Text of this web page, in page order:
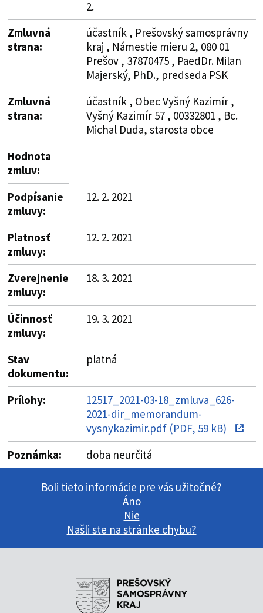
2.
Zmluvná
strana:
účastník , Prešovský samosprávny
kraj , Námestie mieru 2, 080 01
Prešov , 37870475 , PaedDr. Milan
Majerský, PhD., predseda PSK
Zmluvná
strana:
účastník , Obec Vyšný Kazimír ,
Vyšný Kazimír 57 , 00332801 , Bc.
Michal Duda, starosta obce
Hodnota
zmluv:
Podpísanie
zmluvy:
12. 2. 2021
Platnosť
zmluvy:
12. 2. 2021
Zverejnenie
zmluvy:
18. 3. 2021
Účinnosť
zmluvy:
19. 3. 2021
Stav
dokumentu:
platná
Prílohy:
12517_2021-03-18_zmluva_626-
2021-dir_memorandum-
vysnykazimir.pdf (PDF, 59 kB)
Poznámka:
doba neurčitá
Boli tieto informácie pre vás užitočné?
Áno
Nie
Našli ste na stránke chybu?